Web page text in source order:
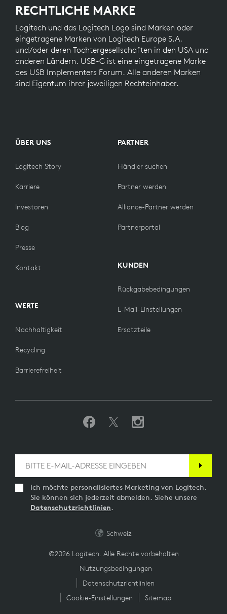
RECHTLICHE MARKE
Logitech und das Logitech Logo sind Marken oder
eingetragene Marken von Logitech Europe S.A.
und/oder deren Tochtergesellschaften in den USA und
anderen Ländern. USB-C ist eine eingetragene Marke
des USB Implementers Forum. Alle anderen Marken
sind Eigentum ihrer jeweiligen Rechteinhaber.
ÜBER UNS
Logitech Story
Karriere
Investoren
Blog
Presse
Kontakt
WERTE
Nachhaltigkeit
Recycling
Barrierefreiheit
PARTNER
Händler suchen
Partner werden
Alliance-Partner werden
Partnerportal
KUNDEN
Rückgabebedingungen
E-Mail-Einstellungen
Ersatzteile
Ich möchte personalisiertes Marketing von Logitech.
Sie können sich jederzeit abmelden. Siehe unsere
Datenschutzrichtlinien.
©2026 Logitech. Alle Rechte vorbehalten
Nutzungsbedingungen
Datenschutzrichtlinien
Cookie-Einstellungen
Sitemap
Schweiz